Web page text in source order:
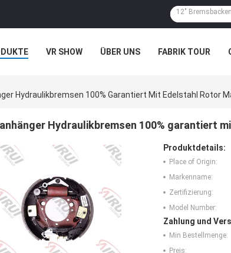
VR SHOW ÜBER UNS FABRIK TOUR
Hydraulikbremsen 100% Garantiert Mit Edelstahl Rotor
Hydraulikbremsen 100% garantiert
Produktdetails:
Place of Origin:
Markenname:
Zertifizierung:
Model Number:
Zahlung und
Min Bestellmenge:
Preis: